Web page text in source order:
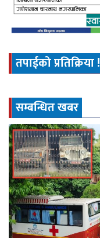
तपाईको प्रतिक्रिया !
सम्बन्धित खबर